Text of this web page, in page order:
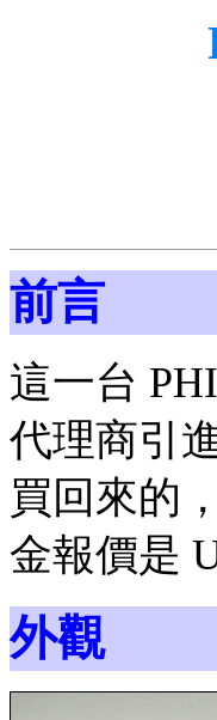
前言
這一台
代理商引
買回來的
金報價是
外觀